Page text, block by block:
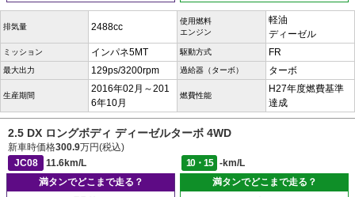
排気量 2488cc
使用燃料
エンジン
軽油
ディーゼル
ミッション インパネ5MT 駆動方式 FR
最大出力 129ps/3200rpm 過給器（ターボ） ターボ
生産期間
2016年02月～201
6年10月
燃費性能
H27年度燃費基準
達成
2.5 DX ロングボディ ディーゼルターボ 4WD
新車時価格300.9万円(税込)
JC08
11.6km/L 10・15
-km/L
満タンでどこまで走る？
満タンでどこまで走る？